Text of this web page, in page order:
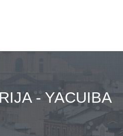
- YACUIBA